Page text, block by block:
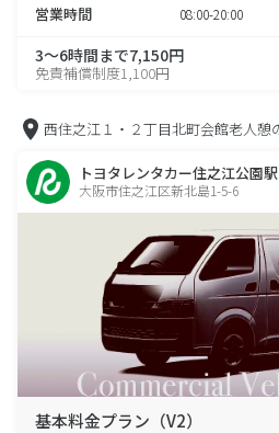
営業時間 08:00-20:00
3～6時間まで7,150円
免責補償制度1,100円
西住之江１・２丁目北町会館老人憩
トヨタレンタカー住之江公園
大阪市住之江区新北島1-5-6
基本料金プラン（V2）